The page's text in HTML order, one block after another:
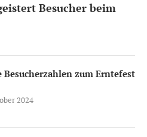
Besucher beim
Besucherzahlen zum Erntefest
2024